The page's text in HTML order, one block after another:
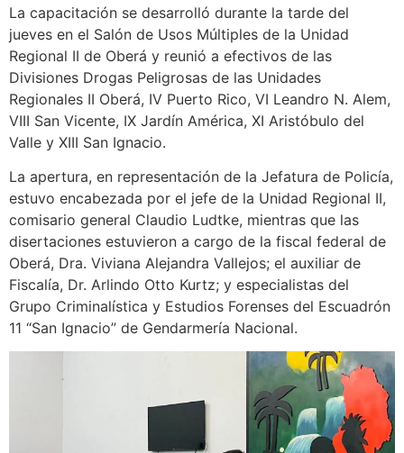
La capacitación se desarrolló durante la tarde del
jueves en el Salón de Usos Múltiples de la Unidad
Regional II de Oberá y reunió a efectivos de las
Divisiones Drogas Peligrosas de las Unidades
Regionales II Oberá, IV Puerto Rico, VI Leandro N. Alem,
VIII San Vicente, IX Jardín América, XI Aristóbulo del
Valle y XIII San Ignacio.
La apertura, en representación de la Jefatura de Policía,
estuvo encabezada por el jefe de la Unidad Regional II,
comisario general Claudio Ludtke, mientras que las
disertaciones estuvieron a cargo de la fiscal federal de
Oberá, Dra. Viviana Alejandra Vallejos; el auxiliar de
Fiscalía, Dr. Arlindo Otto Kurtz; y especialistas del
Grupo Criminalística y Estudios Forenses del Escuadrón
11 “San Ignacio” de Gendarmería Nacional.